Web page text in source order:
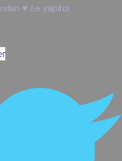
♥ ile yapıldı